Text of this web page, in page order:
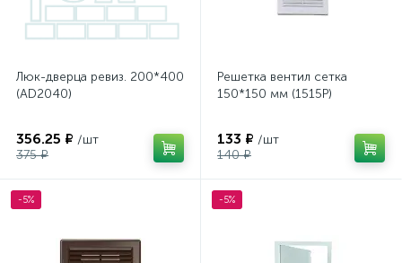
Люк-дверца ревиз. 200*400
(AD2040)
356.25 ₽ /шт
375 ₽
Решетка вентил сетка
150*150 мм (1515Р)
133 ₽ /шт
140 ₽
-5% -5%